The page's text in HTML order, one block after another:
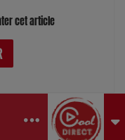
0
cet article